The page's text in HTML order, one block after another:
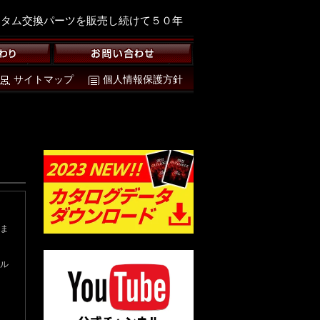
ム交換パーツを販売し続けて５０年
サイトマップ 個人情報保護方針